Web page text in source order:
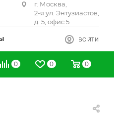
г. Москва,
2-я ул. Энтузиастов,
д. 5, офис 5
ВОЙТИ
0 0 0